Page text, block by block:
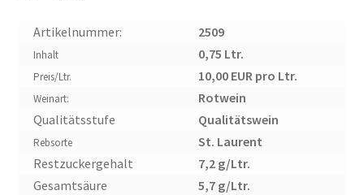
Artikelnummer: 2509
Inhalt 0,75 Ltr.
Preis/Ltr. 10,00 EUR pro Ltr.
Weinart:
Rotwein
Qualitätsstufe
Qualitätswein
Rebsorte
St. Laurent
Restzuckergehalt
7,2 g/Ltr.
Gesamtsäure
5,7 g/Ltr.